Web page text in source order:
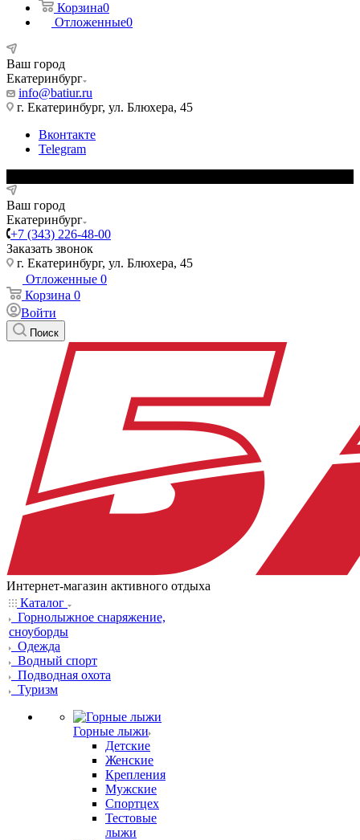
Корзина0
Отложенные0
Ваш город
Екатеринбург
info@batiur.ru
г. Екатеринбург, ул. Блюхера, 45
Вконтакте
Telegram
Ваш город
Екатеринбург
+7 (343) 226-48-00
Заказать звонок
г. Екатеринбург, ул. Блюхера, 45
Отложенные 0
Корзина 0
Войти
Поиск
Интернет-магазин активного отдыха
Каталог
Горнолыжное снаряжение,
сноуборды
Одежда
Водный спорт
Подводная охота
Туризм
Горные лыжи
Детские
Женские
Крепления
Мужские
Спортцех
Тестовые
лыжи